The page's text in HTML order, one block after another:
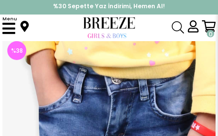
%30 Sepette Yaz İndirimi, Hemen Al!
İndirimlere ek %10 İndirimi Kap, Hemen Üye Ol!
0
Menu
Anasayfa Alt Giyim Tayt
%38